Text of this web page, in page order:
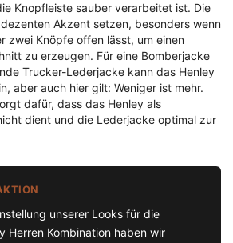
Knopfleiste sauber verarbeitet ist. Die
Akzent setzen, besonders wenn
zwei Knöpfe offen lässt, um einen
zu erzeugen. Für eine Bomberjacke
Trucker-Lederjacke kann das Henley
aber auch hier gilt: Weniger ist mehr.
dafür, dass das Henley als
dient und die Lederjacke optimal zur
unserer Looks für die
Herren Kombination haben wir